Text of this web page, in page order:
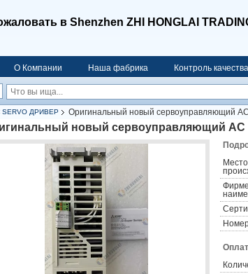
в Shenzhen ZHI HONGLAI
О Компании Наша фабрика Контроль качества
SERVO ДРИВЕР
Оригинальный новый сервоуправляющий
новый сервоуправляющий AC
Место